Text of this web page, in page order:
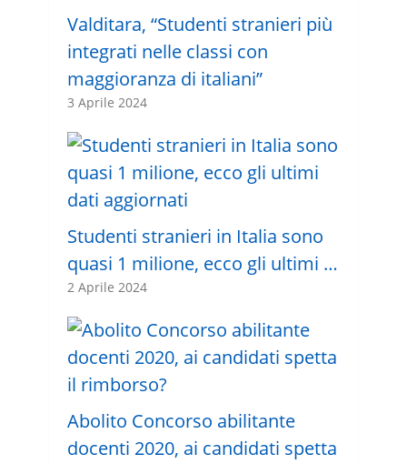
Valditara, “Studenti stranieri più
integrati nelle classi con
maggioranza di italiani”
3 Aprile 2024
Studenti stranieri in Italia sono
quasi 1 milione, ecco gli ultimi …
2 Aprile 2024
Abolito Concorso abilitante
docenti 2020, ai candidati spetta